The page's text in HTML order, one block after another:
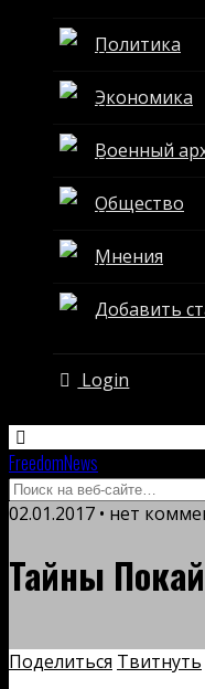
Политика
Экономика
Военный
Общество
Мнения
Добавить
Login
FreedomNews
02.01.2017 • нет
Тайны
Поделиться Твитнуть